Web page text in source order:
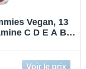
Vegan, 13
C D E A B